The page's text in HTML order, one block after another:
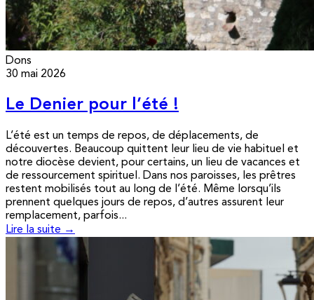
Dons
30 mai 2026
Le Denier pour l’été !
L’été est un temps de repos, de déplacements, de
découvertes. Beaucoup quittent leur lieu de vie habituel et
notre diocèse devient, pour certains, un lieu de vacances et
de ressourcement spirituel. Dans nos paroisses, les prêtres
restent mobilisés tout au long de l’été. Même lorsqu’ils
prennent quelques jours de repos, d’autres assurent leur
remplacement, parfois...
Lire la suite →